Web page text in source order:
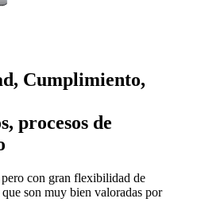
Cumplimiento,
procesos de
pero con gran flexibilidad de
son muy bien valoradas por